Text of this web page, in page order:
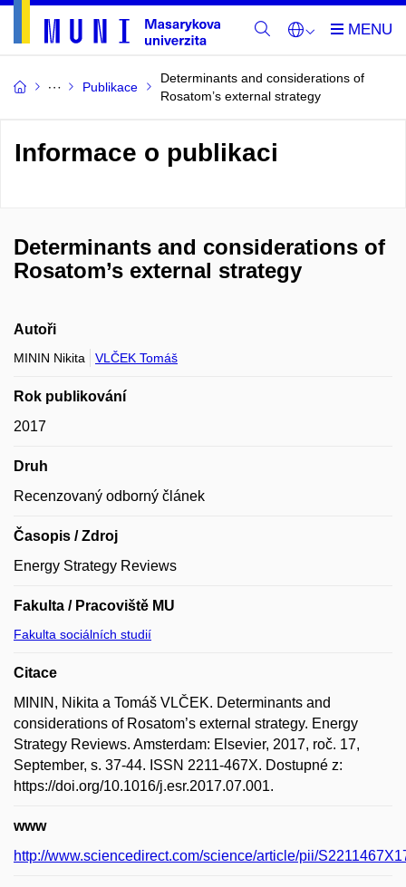
Publikace
Determinants and considerations of
Rosatom’s external strategy
Informace o publikaci
Determinants and considerations of
Rosatom’s external strategy
Autoři
MININ Nikita VLČEK Tomáš
Rok publikování
2017
Druh
Recenzovaný odborný článek
Časopis / Zdroj
Energy Strategy Reviews
Fakulta / Pracoviště MU
Fakulta sociálních studií
Citace
MININ, Nikita a Tomáš VLČEK. Determinants and
considerations of Rosatom’s external strategy. Energy
Strategy Reviews. Amsterdam: Elsevier, 2017, roč. 17,
September, s. 37-44. ISSN 2211-467X. Dostupné z:
https://doi.org/10.1016/j.esr.2017.07.001.
www
http://www.sciencedirect.com/science/article/pii/